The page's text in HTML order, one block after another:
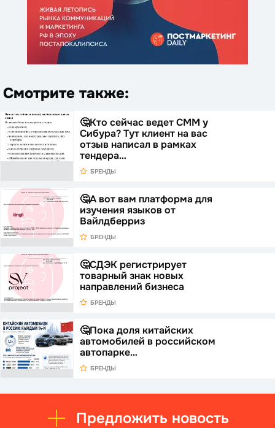
Смотрите также:
🤔Кто сейчас ведет СММ у
Сибура? Тут клиент на вас
отзыв написал в рамках
тендера…
БРЕНДЫ
🤔А вот вам платформа для
изучения языков от
Вайлдберриз
БРЕНДЫ
🤔СДЭК регистрирует
товарный знак новых
направлений бизнеса
БРЕНДЫ
🤔Пока доля китайских
автомобилей в российском
автопарке…
БРЕНДЫ
Предложить новость